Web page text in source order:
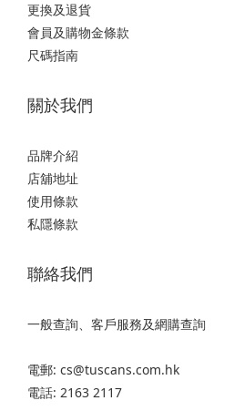
更換及退貨
會員及購物金條款
尺碼指南
關於我們
品牌介紹
店舖地址
使用條款
私隱條款
聯絡我們
一般查詢、客戶服務及網購查詢
電郵: cs@tuscans.com.hk
電話: 2163 2117